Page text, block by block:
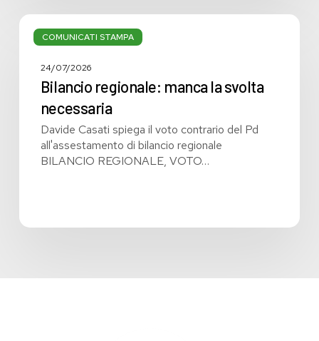
COMUNICATI STAMPA
Bilancio
regionale:
svolta
24/07/2026
Bilancio regionale: manca la svolta
necessaria
Davide Casati spiega il voto contrario del Pd
all'assestamento di bilancio regionale
BILANCIO REGIONALE, VOTO…